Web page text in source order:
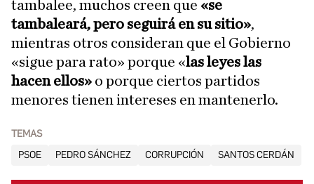
tambalee, muchos creen que «se
tambaleará, pero seguirá en su sitio»,
mientras otros consideran que el Gobierno
«sigue para rato» porque «las leyes las
hacen ellos» o porque ciertos partidos
menores tienen intereses en mantenerlo.
TEMAS
PSOE
PEDRO SÁNCHEZ CORRUPCIÓN SANTOS CERDÁN